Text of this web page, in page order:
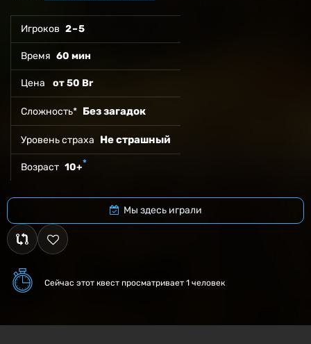
Игроков 2 – 5
Время 60 мин
Цена от 50 Br
Сложность* Без загадок
Уровень страха Не страшный
Возраст 10+*
Мы здесь играли
Сейчас этот квест просматривает 1 человек